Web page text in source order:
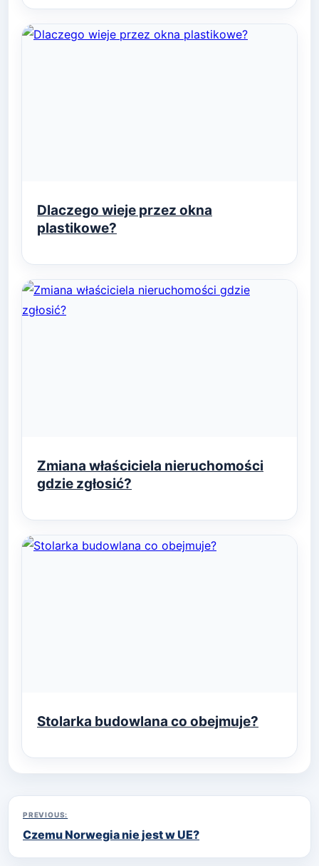
Dlaczego wieje przez okna
plastikowe?
Zmiana właściciela nieruchomości
gdzie zgłosić?
Stolarka budowlana co obejmuje?
Nawigacja
wpisu
PREVIOUS:
Czemu Norwegia nie jest w UE?